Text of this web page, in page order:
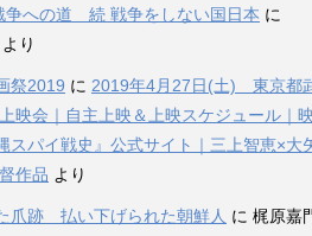
争への道 続 戦争をしない国日本 に
り
祭2019 に 2019年4月27日(土) 東京都
映会｜自主上映＆上映スケジュール｜
スパイ戦史』公式サイト｜三上智恵×大
作品 より
爪跡 払い下げられた朝鮮人 に 梶原嘉